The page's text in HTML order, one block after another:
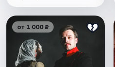
от 1 000 ₽